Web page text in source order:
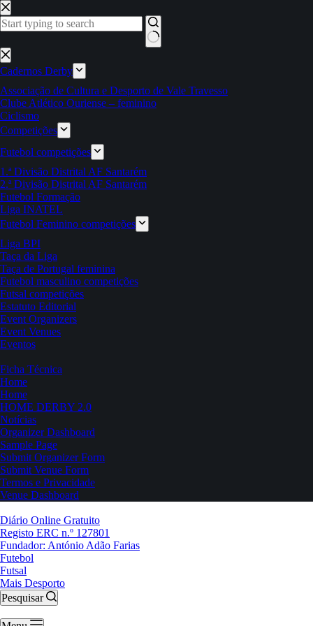
Pular
para
o
Sem
resultados
Cadernos Derby
Associação de Cultura e Desporto de Vale Travesso
Clube Atlético Ouriense – feminino
Ciclismo
Competições
Futebol competições
1.ª Divisão Distrital AF Santarém
2.ª Divisão Distrital AF Santarém
Futebol Formação
Liga INATEL
Futebol Feminino competições
Liga BPI
Taça da Liga
Taça de Portugal feminina
Futebol masculino competições
Futsal competições
Estatuto Editorial
Event Organizers
Event Venues
Eventos
Ficha Técnica
Home
Home
HOME DERBY 2.0
Notícias
Organizer Dashboard
Sample Page
Submit Organizer Form
Submit Venue Form
Termos e Privacidade
Venue Dashboard
Diário Online Gratuito
Registo ERC n.º 127801
Fundador: António Adão Farias
Futebol
Futsal
Mais Desporto
Pesquisar